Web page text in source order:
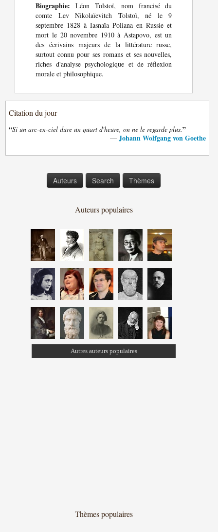
Biographie: Léon Tolstoï, nom francisé du
comte Lev Nikolaïevitch Tolstoï, né le 9
septembre 1828 à Iasnaïa Poliana en Russie et
mort le 20 novembre 1910 à Astapovo, est un
des écrivains majeurs de la littérature russe,
surtout connu pour ses romans et ses nouvelles,
riches d'analyse psychologique et de réflexion
morale et philosophique.
Citation du jour
“Si un arc-en-ciel dure un quart d'heure, on ne le regarde plus.”
— Johann Wolfgang von Goethe
Auteurs Search Thèmes
Auteurs populaires
Autres auteurs populaires
Thèmes populaires